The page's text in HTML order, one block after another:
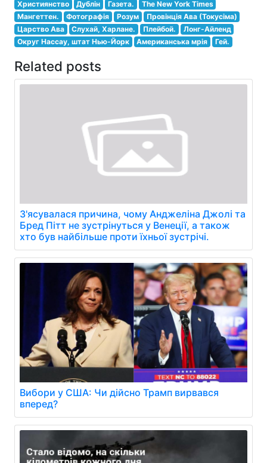
Християнство Дублін Газета.
The New York Times
Мангеттен.
Фотографія Розум
Провінція Ава (Токусіма)
Царство Ава
Слухай, Харлане. Плейбой.
Лонг-Айленд
Округ Нассау, штат Нью-Йорк
Американська мрія Гей.
Related posts
З'ясувалася причина, чому Анджеліна Джолі та
Бред Пітт не зустрінуться у Венеції, а також
хто був найбільше проти їхньої зустрічі.
Вибори у США: Чи дійсно Трамп вирвався
вперед?